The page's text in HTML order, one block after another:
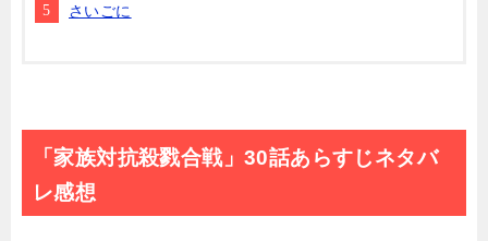
さいごに
「家族対抗殺戮合戦」30話あらすじネタバ
レ感想